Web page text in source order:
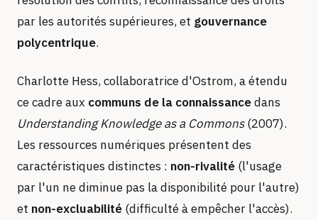
par les autorités supérieures, et gouvernance
polycentrique.
Charlotte Hess, collaboratrice d'Ostrom, a étendu
ce cadre aux communs de la connaissancedans
Understanding Knowledge as a Commons(2007).
Les ressources numériques présentent des
caractéristiques distinctes : non-rivalité (l'usage
par l'un ne diminue pas la disponibilité pour l'autre)
et non-excluabilité (difficulté à empêcher l'accès).